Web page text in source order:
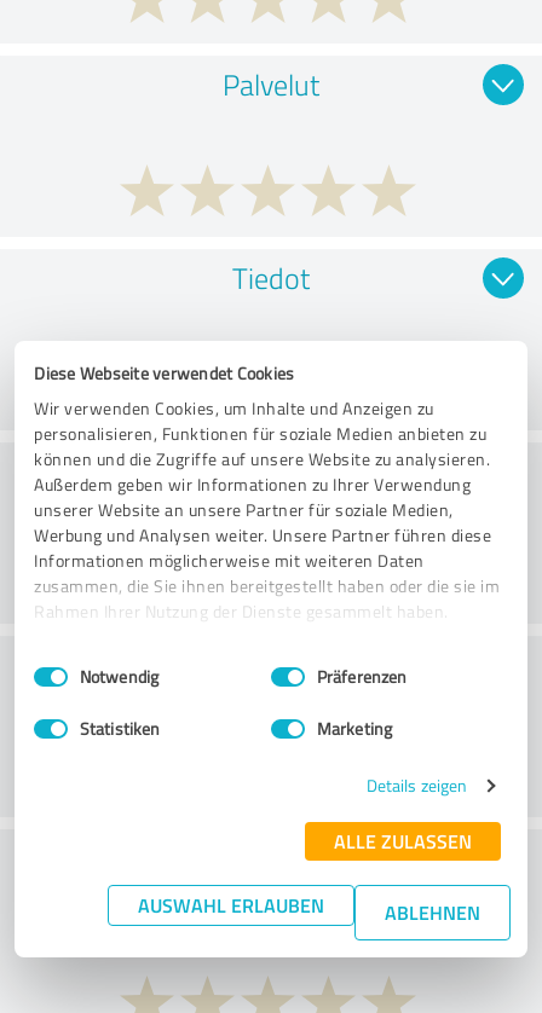
Diese Webseite verwendet Cookies
Wir verwenden Cookies, um Inhalte und Anzeigen zu
personalisieren, Funktionen für soziale Medien anbieten zu
können und die Zugriffe auf unsere Website zu analysieren.
Außerdem geben wir Informationen zu Ihrer Verwendung
unserer Website an unsere Partner für soziale Medien,
Werbung und Analysen weiter. Unsere Partner führen diese
Informationen möglicherweise mit weiteren Daten
zusammen, die Sie ihnen bereitgestellt haben oder die sie im
Rahmen Ihrer Nutzung der Dienste gesammelt haben.
Impressum Datenschutzbestimmungen
Einwilligungsauswahl
Notwendig Präferenzen
Statistiken Marketing
Details zeigen
ALLE ZULASSEN
AUSWAHL ERLAUBEN ABLEHNEN
Palvelut
Tiedot
Arvo
Asiakaspalvelu
What do you think of the price to
performance ratio?